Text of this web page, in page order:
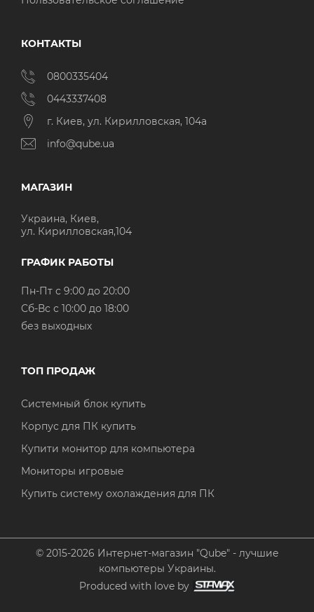
КОНТАКТЫ
0800335404
0443337408
г. Киев, ул. Кирилловская, 104а
info@qube.ua
МАГАЗИН
Украина, Киев,
ул. Кирилловская,104
ГРАФИК РАБОТЫ
Пн-Пт с 9:00 до 20:00
Cб-Вс с 10:00 до 18:00
без выходных
ТОП ПРОДАЖ
Системный блок купить
Корпус для ПК купить
Купити монитор для компьютера
Мониторы игровые
Купить систему охолаждения для ПК
© 2015-2026 Интернет-магазин "Qube" - лучшие
компьютеры Украины.
Produced with love by